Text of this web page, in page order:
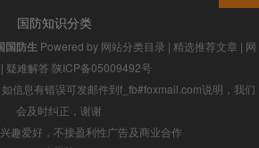
国防知识分类
国防生 Powered by 网站分类目录 | 精选推荐文章 | 网
| 疑难解答 陕ICP备05009492号
信息有错误可发邮件到f_fb#foxmail.com说明，我们
会及时纠正，谢谢
趣爱好，不接盈利性广告及商业合作